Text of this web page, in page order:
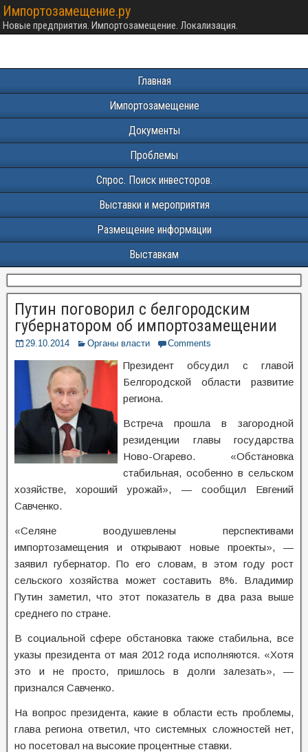
Импортозамещение.ру
Новые предприятия. Импортозамещение. Локализация.
Главная
Импортозамещение
Документы
Проблемы
Спрос. Поиск инвесторов.
Выставки и мероприятия
Размещение информации
Выставкам
Путин поговорил с белгородским
губернатором об импортозамещении
29.10.2014 Органы власти Comments
Президент обсудил с главой
Белгородской области развитие
региона.
Встреча прошла в загородной
резиденции главы государства
Ново-Огарево. «Обстановка
стабильная, особенно в сельском
хозяйстве, хороший урожай», — сообщил Евгений
Савченко.
«Селяне воодушевлены перспективами
импортозамещения и открывают новые проекты», —
заявил губернатор. По его словам, в этом году рост
сельского хозяйства может составить 8%. Владимир
Путин заметил, что этот показатель в два раза выше
среднего по стране.
В социальной сфере обстановка также стабильна, все
указы президента от мая 2012 года исполняются. «Хотя
это и не просто, пришлось в долги залезать», —
признался Савченко.
На вопрос президента, какие в области есть проблемы,
глава региона ответил, что системных сложностей нет,
но посетовал на высокие процентные ставки.